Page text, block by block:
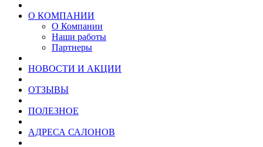
О КОМПАНИИ
О Компании
Наши работы
Партнеры
НОВОСТИ И АКЦИИ
ОТЗЫВЫ
ПОЛЕЗНОЕ
АДРЕСА САЛОНОВ